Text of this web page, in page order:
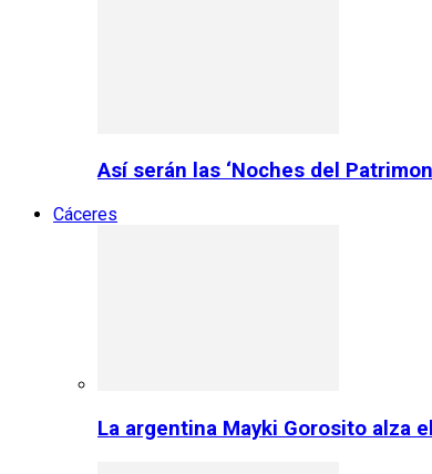
Así serán las ‘Noches del
Cáceres
La argentina Mayki Gorosito alza